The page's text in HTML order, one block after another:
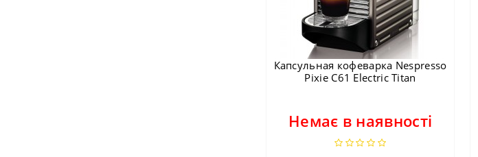
Капсульная кофеварка Nespresso
Pixie C61 Electric Titan
Немає в наявності